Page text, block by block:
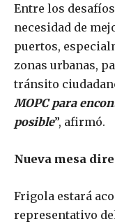
Entre los
necesidad de
puertos,
zonas urbanas,
tránsito
MOPC para
posible”, afirmó.
Nueva mesa
Frigola estará
representativo